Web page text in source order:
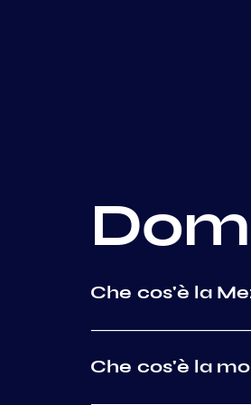
Che cos'è la
Che cos'è la